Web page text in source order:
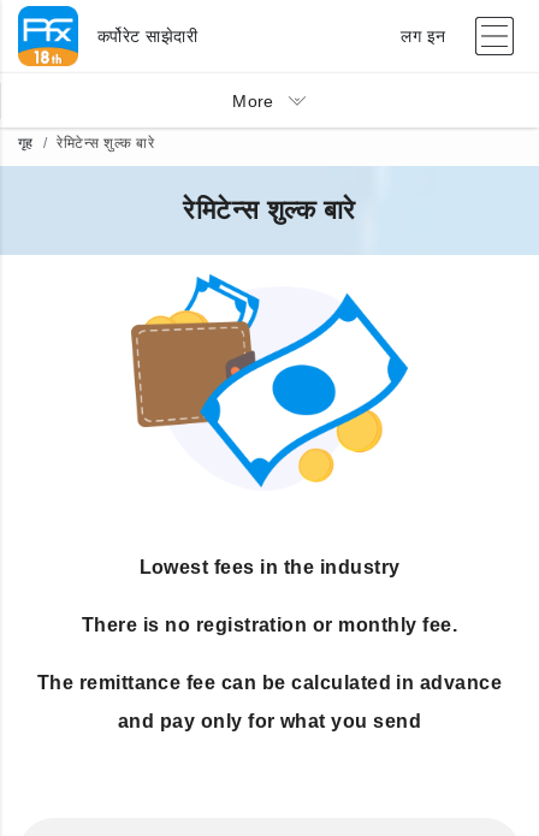
कर्पोरेट साझेदारी लग इन
More
गृह रेमिटेन्स शुल्क बारे
रेमिटेन्स शुल्क बारे
Lowest fees in the industry
There is no registration or monthly fee.
The remittance fee can be calculated in advance
and pay only for what you send